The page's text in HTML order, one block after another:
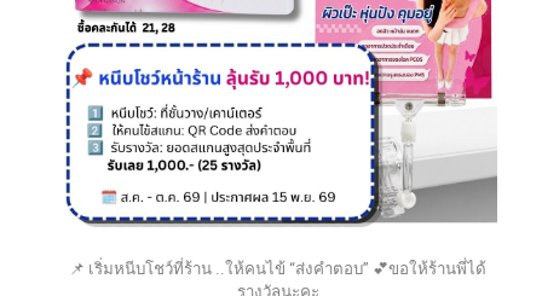
📌 เริ่มหนีบโชว์ที่ร้าน ..ให้คนไข้ “ส่งคำตอบ” 💕ขอให้ร้านพี่ได้